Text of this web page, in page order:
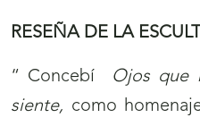
RESEÑA DE LA
“ Concebí Ojos que
siente, como